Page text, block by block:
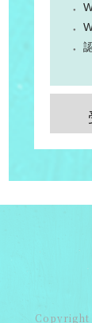
Copyright